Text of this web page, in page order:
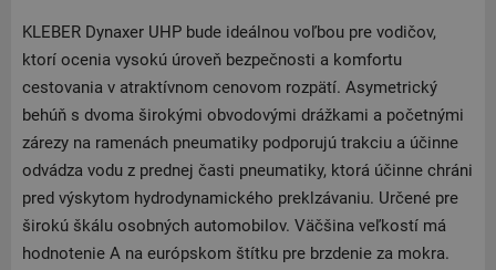
KLEBER Dynaxer UHP bude ideálnou voľbou pre vodičov,
ktorí ocenia vysokú úroveň bezpečnosti a komfortu
cestovania v atraktívnom cenovom rozpätí. Asymetrický
behúň s dvoma širokými obvodovými drážkami a početnými
zárezy na ramenách pneumatiky podporujú trakciu a účinne
odvádza vodu z prednej časti pneumatiky, ktorá účinne chráni
pred výskytom hydrodynamického preklzávaniu. Určené pre
širokú škálu osobných automobilov. Väčšina veľkostí má
hodnotenie A na európskom štítku pre brzdenie za mokra.